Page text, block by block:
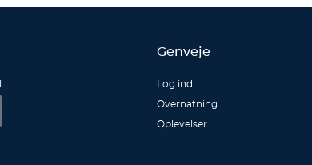
Genveje
Log ind
Overnatning
Oplevelser